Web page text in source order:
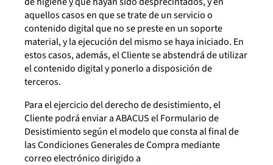
aquellos casos en que se trate de un servicio o
contenido digital que no se preste en un soporte
material, y la ejecución del mismo se haya iniciado. En
estos casos, además, el Cliente se abstendrá de utilizar
el contenido digital y ponerlo a disposición de
terceros.
Para el ejercicio del derecho de desistimiento, el
Cliente podrá enviar a ABACUS el Formulario de
Desistimiento según el modelo que consta al final de
las Condiciones Generales de Compra mediante
correo electrónico dirigido a